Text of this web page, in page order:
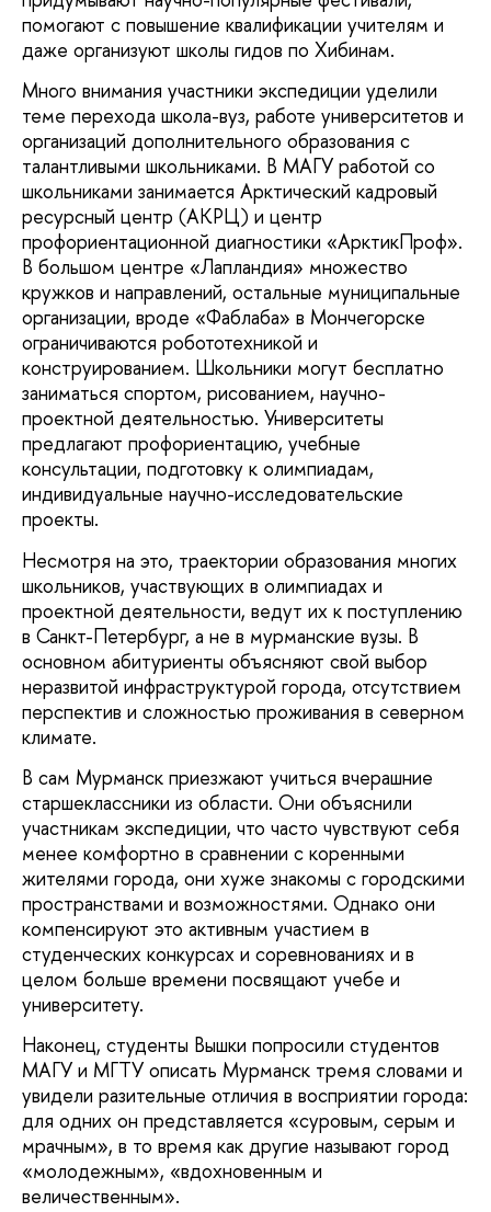
помогают с повышение квалификации учителям и
даже организуют школы гидов по Хибинам.
Много внимания участники экспедиции уделили
теме перехода школа-вуз, работе университетов и
организаций дополнительного образования с
талантливыми школьниками. В МАГУ работой со
школьниками занимается Арктический кадровый
ресурсный центр (АКРЦ) и центр
профориентационной диагностики «АрктикПроф».
В большом центре «Лапландия» множество
кружков и направлений, остальные муниципальные
организации, вроде «Фаблаба» в Мончегорске
ограничиваются робототехникой и
конструированием. Школьники могут бесплатно
заниматься спортом, рисованием, научно-
проектной деятельностью. Университеты
предлагают профориентацию, учебные
консультации, подготовку к олимпиадам,
индивидуальные научно-исследовательские
проекты.
Несмотря на это, траектории образования многих
школьников, участвующих в олимпиадах и
проектной деятельности, ведут их к поступлению
в Санкт-Петербург, а не в мурманские вузы. В
основном абитуриенты объясняют свой выбор
неразвитой инфраструктурой города, отсутствием
перспектив и сложностью проживания в северном
климате.
В сам Мурманск приезжают учиться вчерашние
старшеклассники из области. Они объяснили
участникам экспедиции, что часто чувствуют себя
менее комфортно в сравнении с коренными
жителями города, они хуже знакомы с городскими
пространствами и возможностями. Однако они
компенсируют это активным участием в
студенческих конкурсах и соревнованиях и в
целом больше времени посвящают учебе и
университету.
Наконец, студенты Вышки попросили студентов
МАГУ и МГТУ описать Мурманск тремя словами и
увидели разительные отличия в восприятии города:
для одних он представляется «суровым, серым и
мрачным», в то время как другие называют город
«молодежным», «вдохновенным и
величественным».